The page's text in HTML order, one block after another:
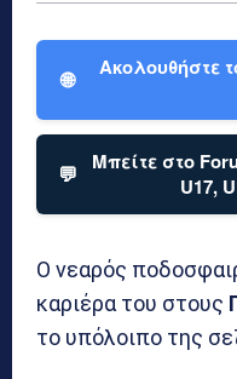
🌐
Ακολουθήστε
💬
Μπείτε στο
U17,
Ο νεαρός
καριέρα του στους
το υπόλοιπο της